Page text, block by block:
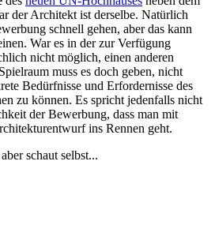
der Architekt ist derselbe. Natürlich
schnell gehen, aber das kann
War es in der zur Verfügung
nicht möglich, einen anderen
muss es doch geben, nicht
Bedürfnisse und Erfordernisse des
zu können. Es spricht jedenfalls nicht
der Bewerbung, dass man mit
ins Rennen geht.
schaut selbst...